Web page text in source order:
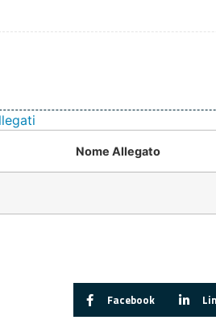
Nome Allegato
Facebook